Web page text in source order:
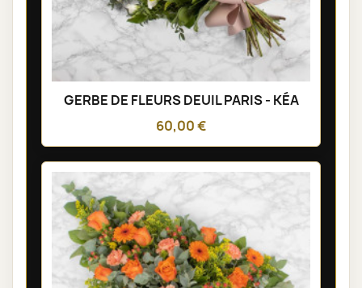
GERBE DE FLEURS DEUIL PARIS - KÉA
60,00 €